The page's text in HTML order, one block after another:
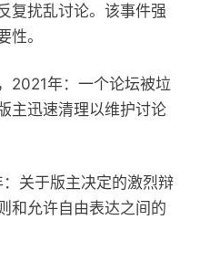
复扰乱讨论。该事件强
性。
2021年：一个论坛被垃
主迅速清理以维护讨论
关于版主决定的激烈辩
和允许自由表达之间的